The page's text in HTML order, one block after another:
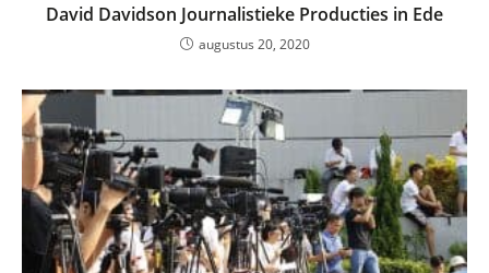
David Davidson Journalistieke Producties in Ede
augustus 20, 2020